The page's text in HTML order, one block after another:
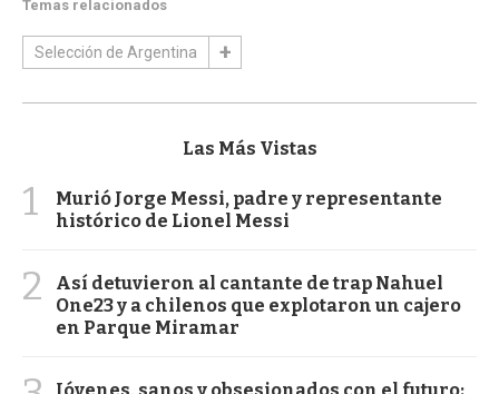
Temas relacionados
Selección de Argentina
Las Más Vistas
1
Murió Jorge Messi, padre y representante
histórico de Lionel Messi
2
Así detuvieron al cantante de trap Nahuel
One23 y a chilenos que explotaron un cajero
en Parque Miramar